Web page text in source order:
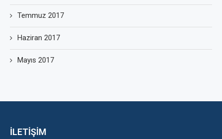
Temmuz 2017
Haziran 2017
Mayıs 2017
İLETİŞİM